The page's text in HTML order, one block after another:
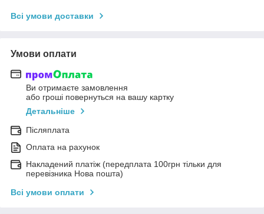
Всі умови доставки
Умови оплати
Ви отримаєте замовлення
або гроші повернуться на вашу картку
Детальніше
Післяплата
Оплата на рахунок
Накладений платіж (передплата 100грн тільки для
перевізника Нова пошта)
Всі умови оплати